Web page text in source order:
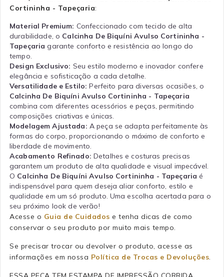
Cortininha - Tapeçaria:
Material Premium: Confeccionado com tecido de alta
durabilidade, o Calcinha De Biquíni Avulso Cortininha -
Tapeçaria garante conforto e resistência ao longo do
tempo.
Design Exclusivo: Seu estilo moderno e inovador confere
elegância e sofisticação a cada detalhe.
Versatilidade e Estilo: Perfeito para diversas ocasiões, o
Calcinha De Biquíni Avulso Cortininha - Tapeçaria
combina com diferentes acessórios e peças, permitindo
composições criativas e únicas.
Modelagem Ajustada: A peça se adapta perfeitamente às
formas do corpo, proporcionando o máximo de conforto e
liberdade de movimento.
Acabamento Refinado: Detalhes e costuras precisas
garantem um produto de alta qualidade e visual impecável.
O Calcinha De Biquíni Avulso Cortininha - Tapeçaria é
indispensável para quem deseja aliar conforto, estilo e
qualidade em um só produto. Uma escolha acertada para o
seu próximo look de verão!
Acesse o Guia de Cuidados e tenha dicas de como
conservar o seu produto por muito mais tempo.
Se precisar trocar ou devolver o produto, acesse as
informações em nossa Política de Trocas e Devoluções